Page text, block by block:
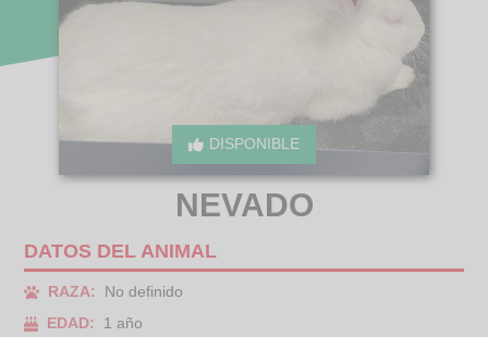
DISPONIBLE
NEVADO
DATOS DEL ANIMAL
RAZA:
No definido
EDAD:
1 año